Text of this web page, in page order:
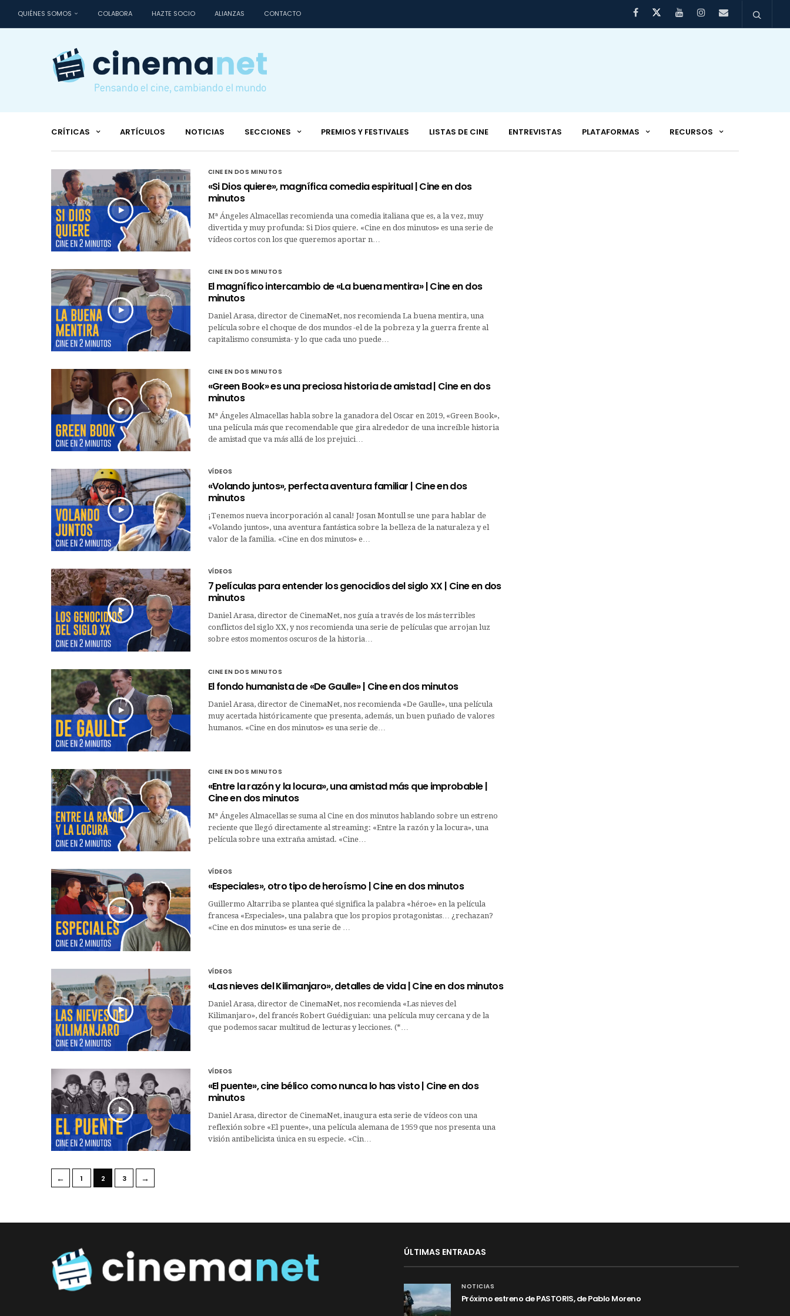
QUIÉNES SOMOS COLABORA HAZTE SOCIO ALIANZAS CONTACTO
CRÍTICAS ARTÍCULOS NOTICIAS SECCIONES PREMIOS Y FESTIVALES LISTAS DE CINE ENTREVISTAS PLATAFORMAS RECURSOS
CINE EN DOS MINUTOS
«Si Dios quiere», magnífica comedia espiritual | Cine en dos
minutos
Mª Ángeles Almacellas recomienda una comedia italiana que es, a la vez, muy
divertida y muy profunda: Si Dios quiere. «Cine en dos minutos» es una serie de
vídeos cortos con los que queremos aportar n…
CINE EN DOS MINUTOS
El magnífico intercambio de «La buena mentira» | Cine en dos
minutos
Daniel Arasa, director de CinemaNet, nos recomienda La buena mentira, una
película sobre el choque de dos mundos -el de la pobreza y la guerra frente al
capitalismo consumista- y lo que cada uno puede…
CINE EN DOS MINUTOS
«Green Book» es una preciosa historia de amistad | Cine en dos
minutos
Mª Ángeles Almacellas habla sobre la ganadora del Oscar en 2019, «Green Book»,
una película más que recomendable que gira alrededor de una increíble historia
de amistad que va más allá de los prejuici…
VÍDEOS
«Volando juntos», perfecta aventura familiar | Cine en dos
minutos
¡Tenemos nueva incorporación al canal! Josan Montull se une para hablar de
«Volando juntos», una aventura fantástica sobre la belleza de la naturaleza y el
valor de la familia. «Cine en dos minutos» e…
VÍDEOS
7 películas para entender los genocidios del siglo XX | Cine en dos
minutos
Daniel Arasa, director de CinemaNet, nos guía a través de los más terribles
conflictos del siglo XX, y nos recomienda una serie de películas que arrojan luz
sobre estos momentos oscuros de la historia…
CINE EN DOS MINUTOS
El fondo humanista de «De Gaulle» | Cine en dos minutos
Daniel Arasa, director de CinemaNet, nos recomienda «De Gaulle», una película
muy acertada históricamente que presenta, además, un buen puñado de valores
humanos. «Cine en dos minutos» es una serie de…
CINE EN DOS MINUTOS
«Entre la razón y la locura», una amistad más que improbable |
Cine en dos minutos
Mª Ángeles Almacellas se suma al Cine en dos minutos hablando sobre un estreno
reciente que llegó directamente al streaming: «Entre la razón y la locura», una
película sobre una extraña amistad. «Cine…
VÍDEOS
«Especiales», otro tipo de heroísmo | Cine en dos minutos
Guillermo Altarriba se plantea qué significa la palabra «héroe» en la película
francesa «Especiales», una palabra que los propios protagonistas… ¿rechazan?
«Cine en dos minutos» es una serie de …
VÍDEOS
«Las nieves del Kilimanjaro», detalles de vida | Cine en dos minutos
Daniel Arasa, director de CinemaNet, nos recomienda «Las nieves del
Kilimanjaro», del francés Robert Guédiguian: una película muy cercana y de la
que podemos sacar multitud de lecturas y lecciones. (*…
VÍDEOS
«El puente», cine bélico como nunca lo has visto | Cine en dos
minutos
Daniel Arasa, director de CinemaNet, inaugura esta serie de vídeos con una
reflexión sobre «El puente», una película alemana de 1959 que nos presenta una
visión antibelicista única en su especie. «Cin…
← 1 2 3 →
ÚLTIMAS ENTRADAS
NOTICIAS
Próximo estreno de PASTORIS, de Pablo Moreno